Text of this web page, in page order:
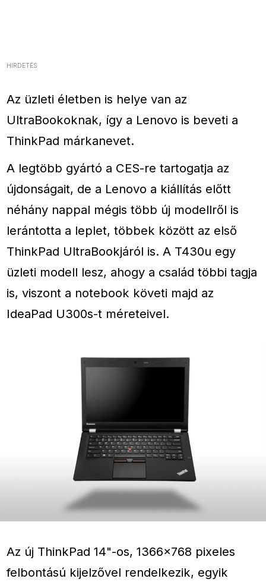
HIRDETÉS
Az üzleti életben is helye van az
UltraBookoknak, így a Lenovo is beveti a
ThinkPad márkanevet.
A legtöbb gyártó a CES-re tartogatja az
újdonságait, de a Lenovo a kiállítás előtt
néhány nappal mégis több új modellről is
lerántotta a leplet, többek között az első
ThinkPad UltraBookjáról is. A T430u egy
üzleti modell lesz, ahogy a család többi tagja
is, viszont a notebook követi majd az
IdeaPad U300s-t méreteivel.
Az új ThinkPad 14"-os, 1366×768 pixeles
felbontású kijelzővel rendelkezik, egyik